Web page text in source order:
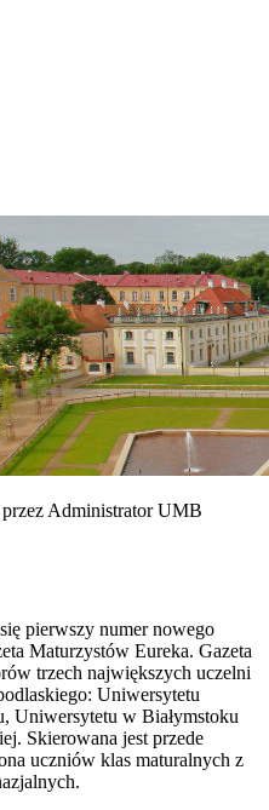
Administrator UMB
pierwszy numer nowego
Maturzystów Eureka. Gazeta
trzech największych uczelni
Uniwersytetu
Uniwersytetu w Białymstoku
Skierowana jest przede
uczniów klas maturalnych z